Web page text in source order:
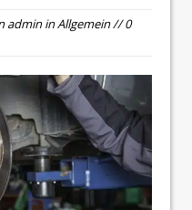
admininAllgemein// 0